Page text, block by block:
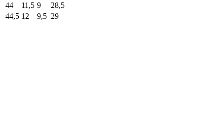
44
11,5 9
28,5
44,5 12 9,5 29